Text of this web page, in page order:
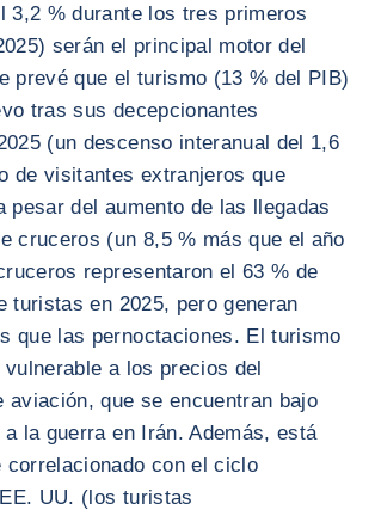
3,2 % durante los tres primeros
serán el principal motor del
prevé que el turismo (13 % del PIB)
tras sus decepcionantes
(un descenso interanual del 1,6
de visitantes extranjeros que
pesar del aumento de las llegadas
cruceros (un 8,5 % más que el año
representaron el 63 % de
turistas en 2025, pero generan
que las pernoctaciones. El turismo
a los precios del
aviación, que se encuentran bajo
a la guerra en Irán. Además, está
correlacionado con el ciclo
UU. (los turistas